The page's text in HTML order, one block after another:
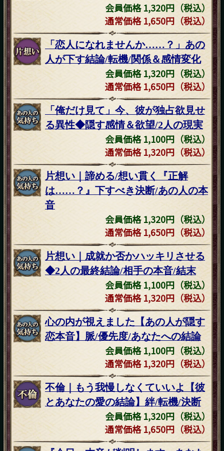
会員価格 1,320円（税込）
通常価格 1,650円（税込）
「恋人になれませんか……？」あの
人が下す結論/転機/関係＆感情変化
会員価格 1,320円（税込）
通常価格 1,650円（税込）
「俺だけ見て」今、彼が独占欲見せ
る異性◆隠す感情＆欲望/2人の現実
会員価格 1,100円（税込）
通常価格 1,320円（税込）
片想い｜諦める/想い貫く『正解
は……？』下すべき決断/あの人の本
音
会員価格 1,320円（税込）
通常価格 1,650円（税込）
片想い｜成就か否かハッキリさせる
◆2人の最終結論/相手の本音/結末
会員価格 1,100円（税込）
通常価格 1,320円（税込）
心の内が視えました【あの人が隠す
恋本音】脈/優先度/あなたへの結論
会員価格 1,100円（税込）
通常価格 1,320円（税込）
不倫｜もう我慢しなくていいよ【彼
とあなたの愛の結論】絆/転機/決断
会員価格 1,320円（税込）
通常価格 1,650円（税込）